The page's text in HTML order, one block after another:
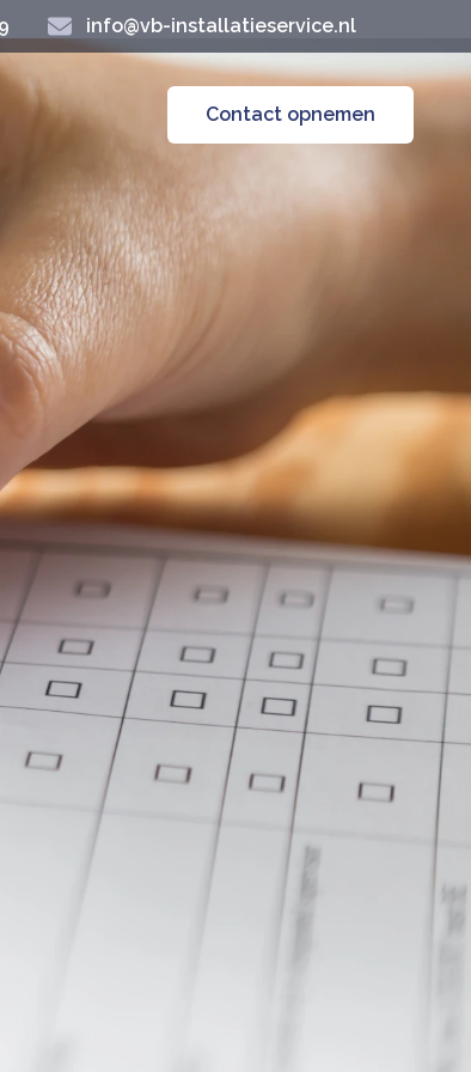
info@vb-installatieservice.nl
Contact opnemen
jaar onderhoud uit te laten voeren (de
leidend). U bent dan zeker van hulp in
bij ons afsluit. Wij zorgen er
langskomen. Ook voldoet u hiermee aan de
defect kunt u eenvoudig contact met ons
u zo spoedig mogelijk van dienst te kunnen